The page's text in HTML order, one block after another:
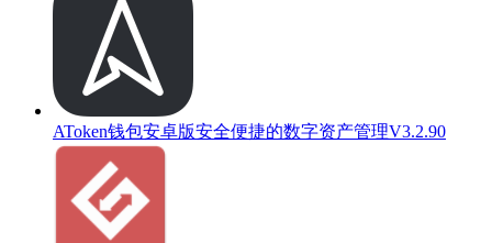
AToken钱包安卓版安全便捷的数字资产管理V3.2.90